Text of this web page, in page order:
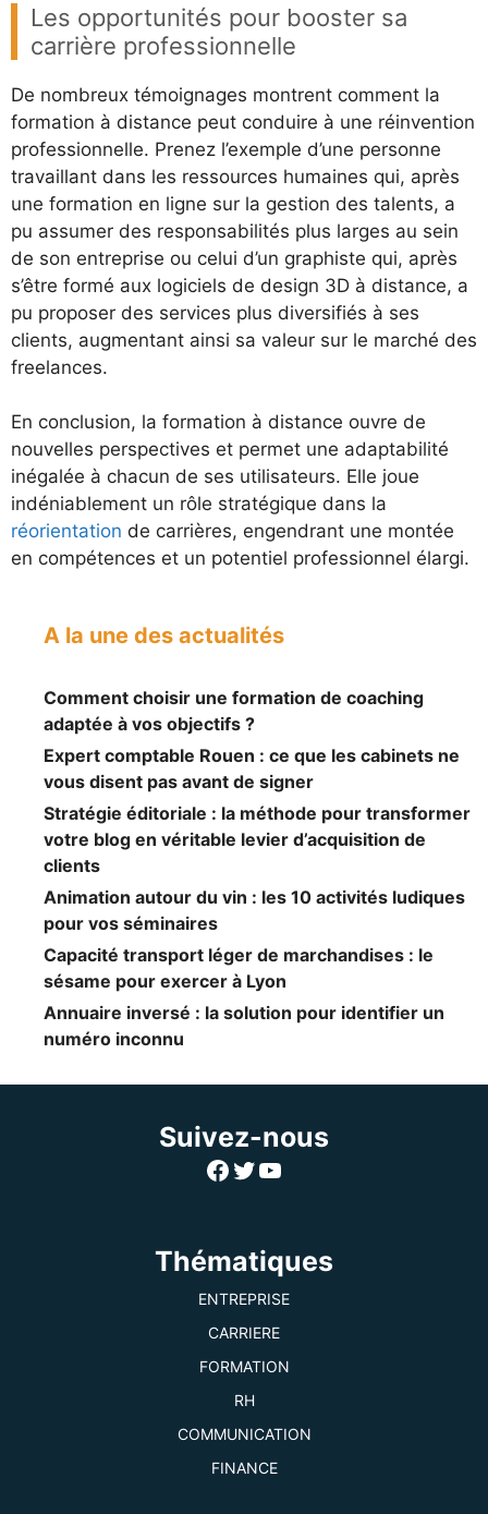
Les opportunités pour booster sa
carrière professionnelle
De nombreux témoignages montrent comment la
formation à distance peut conduire à une réinvention
professionnelle. Prenez l’exemple d’une personne
travaillant dans les ressources humaines qui, après
une formation en ligne sur la gestion des talents, a
pu assumer des responsabilités plus larges au sein
de son entreprise ou celui d’un graphiste qui, après
s’être formé aux logiciels de design 3D à distance, a
pu proposer des services plus diversifiés à ses
clients, augmentant ainsi sa valeur sur le marché des
freelances.
En conclusion, la formation à distance ouvre de
nouvelles perspectives et permet une adaptabilité
inégalée à chacun de ses utilisateurs. Elle joue
indéniablement un rôle stratégique dans la
réorientation de carrières, engendrant une montée
en compétences et un potentiel professionnel élargi.
A la une des actualités
Comment choisir une formation de coaching
adaptée à vos objectifs ?
Expert comptable Rouen : ce que les cabinets ne
vous disent pas avant de signer
Stratégie éditoriale : la méthode pour transformer
votre blog en véritable levier d’acquisition de
clients
Animation autour du vin : les 10 activités ludiques
pour vos séminaires
Capacité transport léger de marchandises : le
sésame pour exercer à Lyon
Annuaire inversé : la solution pour identifier un
numéro inconnu
Suivez-nous
Facebook
Twitter
YouTube
Thématiques
ENTREPRISE
CARRIERE
FORMATION
RH
COMMUNICATION
FINANCE